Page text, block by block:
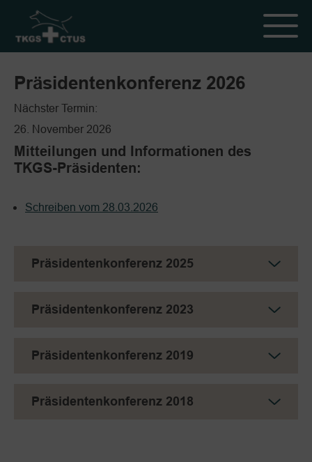
Präsidentenkonferenz 2026
Nächster Termin:
26. November 2026
Mitteilungen und Informationen des
TKGS-Präsidenten:
Schreiben vom 28.03.2026
Präsidentenkonferenz 2025
Präsidentenkonferenz 2023
Präsidentenkonferenz 2019
Präsidentenkonferenz 2018